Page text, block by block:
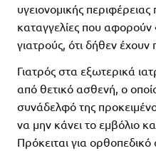
υγειονομικής
καταγγελίες που αφορούν
γιατρούς, ότι δήθεν
Γιατρός στα εξωτερικά
από θετικό ασθενή, ο
συνάδελφό της
να μην κάνει το εμβόλιο
Πρόκειται για ορθοπεδικό